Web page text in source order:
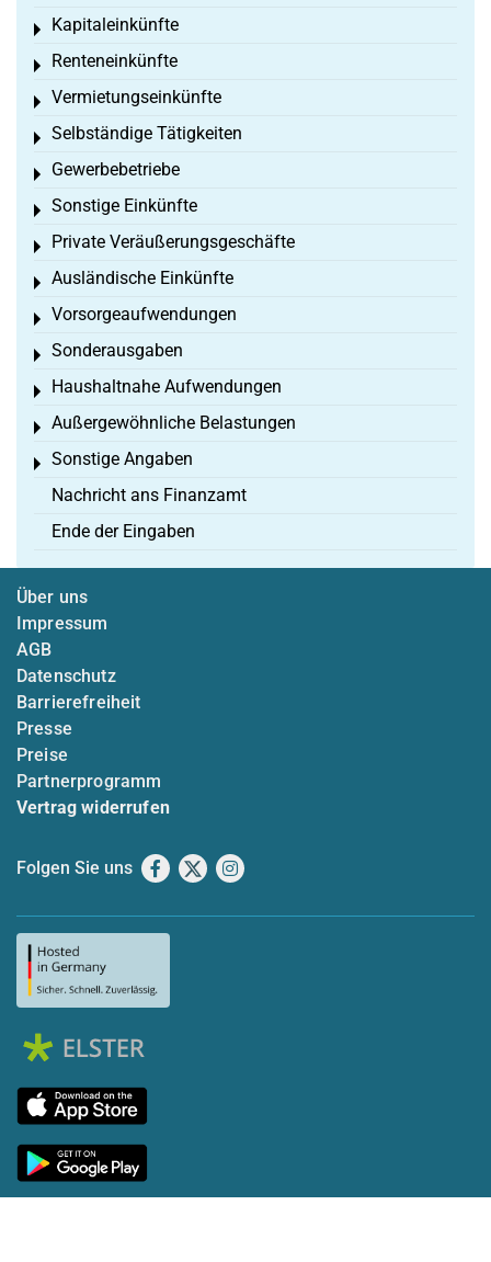
Kapitaleinkünfte
Toggle menu
Renteneinkünfte
Toggle menu
Vermietungseinkünfte
Toggle menu
Selbständige Tätigkeiten
Toggle menu
Gewerbebetriebe
Toggle menu
Sonstige Einkünfte
Toggle menu
Private Veräußerungsgeschäfte
Toggle menu
Ausländische Einkünfte
Toggle menu
Vorsorgeaufwendungen
Toggle menu
Sonderausgaben
Toggle menu
Haushaltnahe Aufwendungen
Toggle menu
Außergewöhnliche Belastungen
Toggle menu
Sonstige Angaben
Toggle menu
Nachricht ans Finanzamt
Ende der Eingaben
Über uns
Impressum
AGB
Datenschutz
Barrierefreiheit
Presse
Preise
Partnerprogramm
Vertrag widerrufen
Folgen Sie uns Facebook
X Instagram